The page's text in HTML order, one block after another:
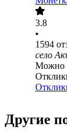
3.8
•
1594
село
Можно
Другие